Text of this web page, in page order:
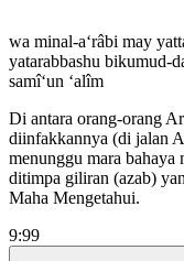
wa minal-a‘râbi may
yatarabbashu bikumud-
samî‘un ‘alîm
Di antara orang-orang
diinfakkannya (di jalan
menunggu mara bahaya
ditimpa giliran (azab)
Maha Mengetahui.
9:99